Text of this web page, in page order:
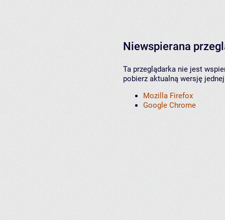
Niewspierana
Ta przeglądarka nie jest
pobierz aktualną wersję
Mozilla Firefox
Google Chrome